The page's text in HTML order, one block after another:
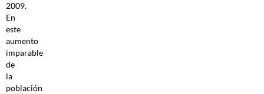
2009.
En
este
aumento
imparable
de
la
población